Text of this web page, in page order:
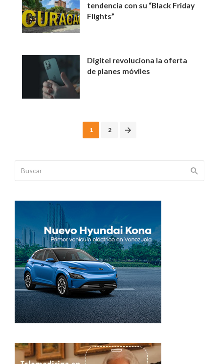
tendencia con su “Black Friday
Flights”
Digitel revoluciona la oferta
de planes móviles
1 2